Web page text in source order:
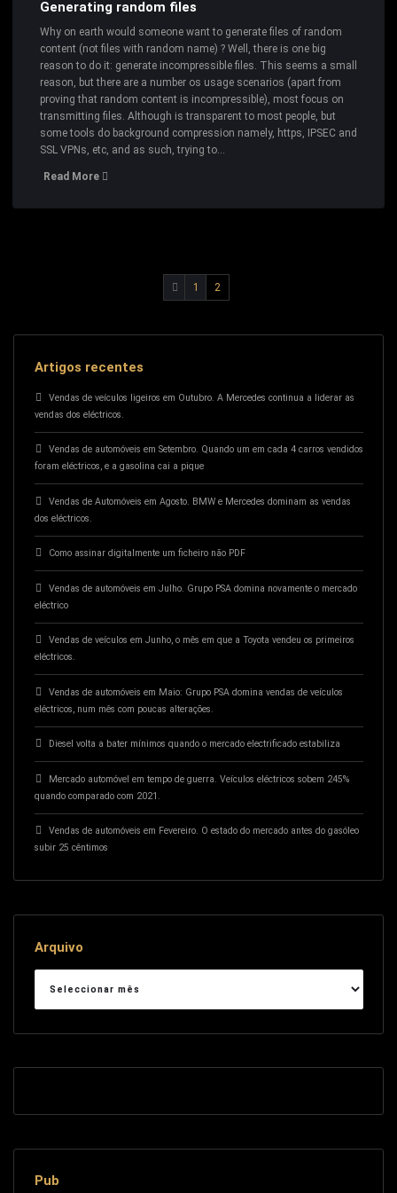
Generating random files
Why on earth would someone want to generate files of random
content (not files with random name) ? Well, there is one big
reason to do it: generate incompressible files. This seems a small
reason, but there are a number os usage scenarios (apart from
proving that random content is incompressible), most focus on
transmitting files. Although is transparent to most people, but
some tools do background compression namely, https, IPSEC and
SSL VPNs, etc, and as such, trying to…
Read More
Navegação
1 2
Artigos recentes
Vendas de veículos ligeiros em Outubro. A Mercedes continua a liderar as
vendas dos eléctricos.
Vendas de automóveis em Setembro. Quando um em cada 4 carros vendidos
foram eléctricos, e a gasolina cai a pique
Vendas de Automóveis em Agosto. BMW e Mercedes dominam as vendas
dos eléctricos.
Como assinar digitalmente um ficheiro não PDF
Vendas de automóveis em Julho. Grupo PSA domina novamente o mercado
eléctrico
Vendas de veículos em Junho, o mês em que a Toyota vendeu os primeiros
eléctricos.
Vendas de automóveis em Maio: Grupo PSA domina vendas de veículos
eléctricos, num mês com poucas alterações.
Diesel volta a bater mínimos quando o mercado electrificado estabiliza
Mercado automóvel em tempo de guerra. Veículos eléctricos sobem 245%
quando comparado com 2021.
Vendas de automóveis em Fevereiro. O estado do mercado antes do gasóleo
subir 25 cêntimos
Arquivo
Pub